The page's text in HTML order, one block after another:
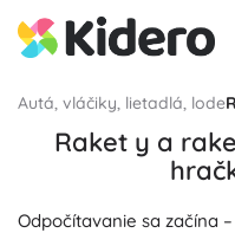
Autá, vláčiky, lietadlá, lode
Raket y a
Odpočítavanie sa začína